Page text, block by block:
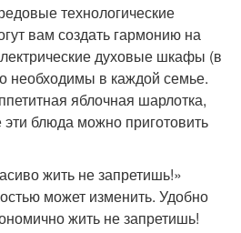
технологические
вам создать гармонию на
духовые шкафы (в
необходимы в каждой семье.
яблочная шарлотка,
блюда можно приготовить
жить не запретишь!»
может изменить. Удобно
жить не запретишь!